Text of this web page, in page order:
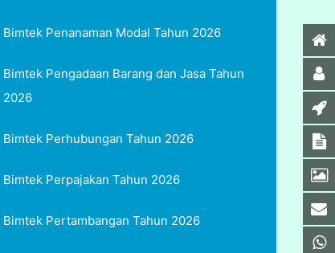
Bimtek Penanaman Modal Tahun 2026
Bimtek Pengadaan Barang dan Jasa Tahun
2026
Bimtek Perhubungan Tahun 2026
Bimtek Perpajakan Tahun 2026
Bimtek Pertambangan Tahun 2026